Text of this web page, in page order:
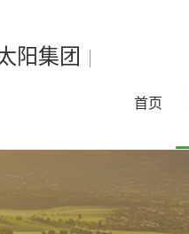
阳集团
2138CC
阳
团
首页